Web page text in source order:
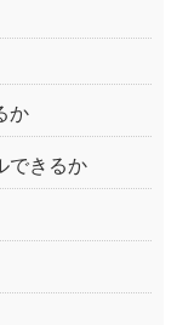
か
できるか